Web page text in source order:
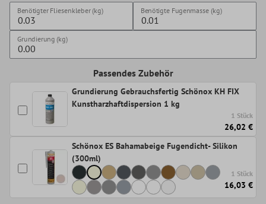
Benötigter Fliesenkleber (kg) Benötigte Fugenmasse (kg)
Grundierung (kg)
Passendes Zubehör
Grundierung Gebrauchsfertig Schönox KH FIX
Kunstharzhaftdispersion 1 kg
1 Stück
26,02 €
Schönox ES Bahamabeige Fugendicht- Silikon
(300ml)
1 Stück
16,03 €